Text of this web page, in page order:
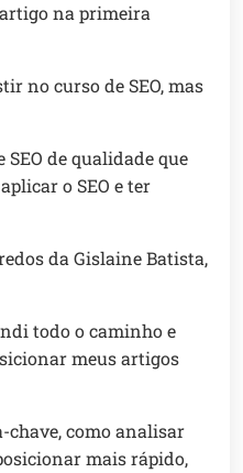
na primeira
no curso de SEO, mas
de qualidade que
o SEO e ter
da Gislaine Batista,
todo o caminho e
meus artigos
chave, como analisar
mais rápido,